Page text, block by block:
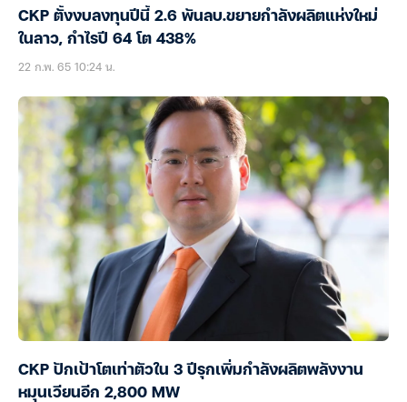
CKP ตั้งงบลงทุนปีนี้ 2.6 พันลบ.ขยายกำลังผลิตแห่งใหม่
ในลาว, กำไรปี 64 โต 438%
22 ก.พ. 65 10:24 น.
CKP ปักเป้าโตเท่าตัวใน 3 ปีรุกเพิ่มกำลังผลิตพลังงาน
หมุนเวียนอีก 2,800 MW